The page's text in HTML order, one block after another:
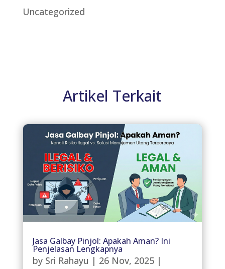
Uncategorized
Artikel Terkait
Jasa Galbay Pinjol: Apakah Aman? Ini
Penjelasan Lengkapnya
by Sri Rahayu | 26 Nov, 2025|